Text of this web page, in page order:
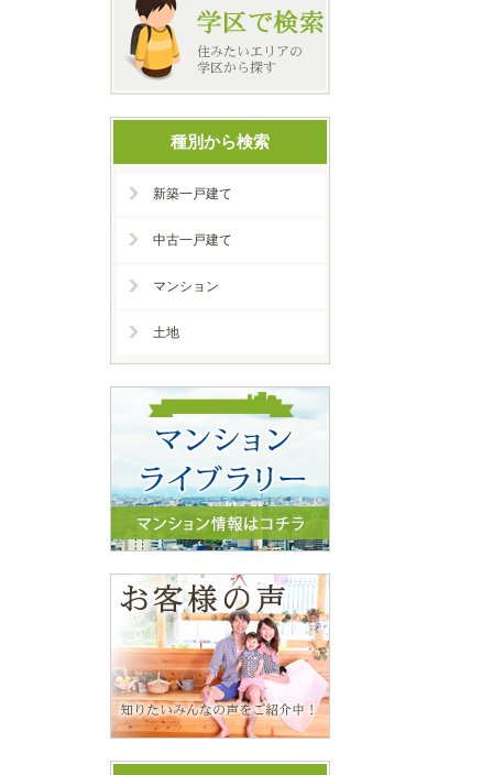
種別から検索
新築一戸建て
中古一戸建て
マンション
土地